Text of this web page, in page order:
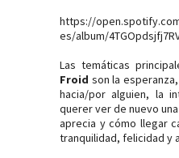
https://
es/album/
Las temáticas
Froid son la
hacia/por alguien, la
querer ver de nuevo
aprecia y cómo llegar
tranquilidad, felicidad y